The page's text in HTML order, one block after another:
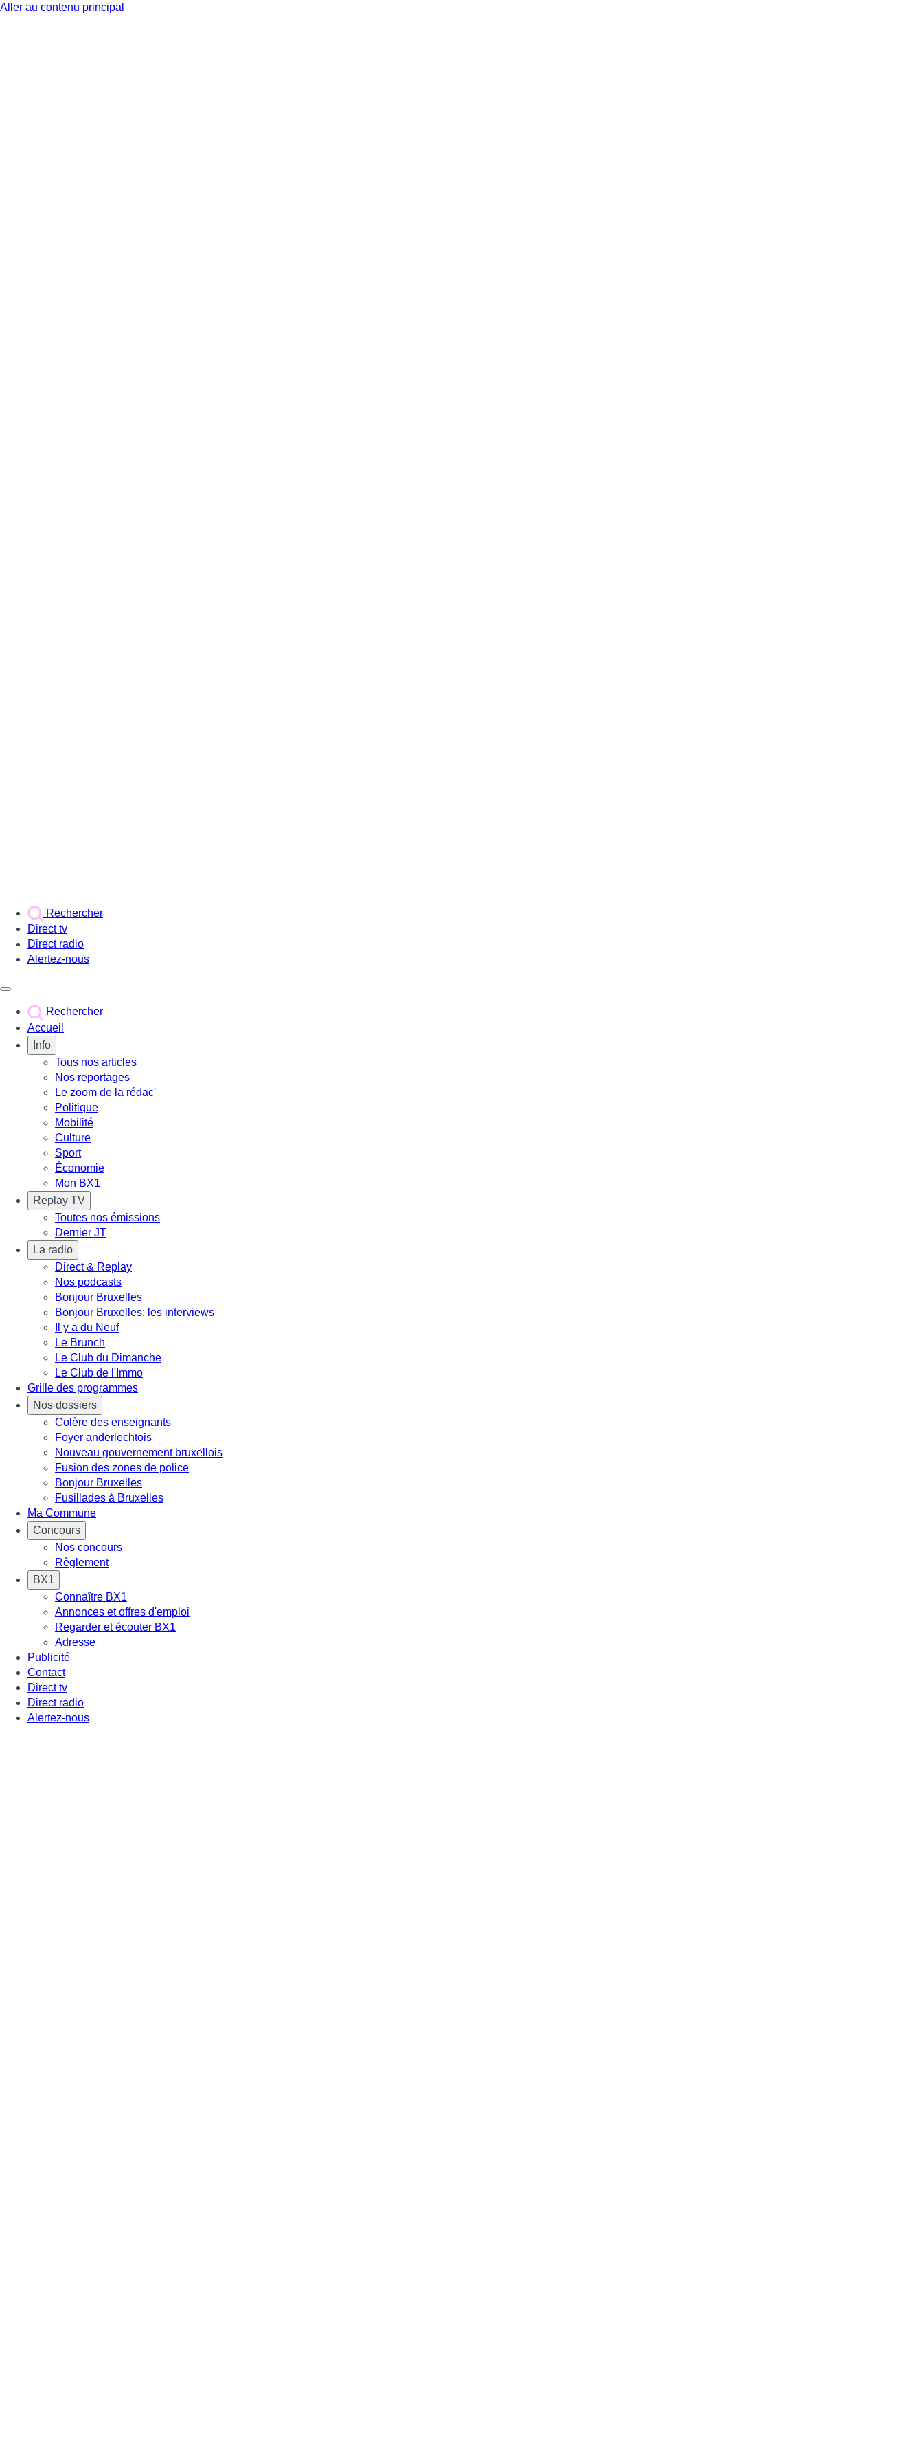
Aller au contenu principal
Rechercher
Direct tv
Direct radio
Alertez-nous
Rechercher
Accueil
Info
Tous nos articles
Nos reportages
Le zoom de la rédac'
Politique
Mobilité
Culture
Sport
Économie
Mon BX1
Replay TV
Toutes nos émissions
Dernier JT
La radio
Direct & Replay
Nos podcasts
Bonjour Bruxelles
Bonjour Bruxelles: les interviews
Il y a du Neuf
Le Brunch
Le Club du Dimanche
Le Club de l'Immo
Grille des programmes
Nos dossiers
Colère des enseignants
Foyer anderlechtois
Nouveau gouvernement bruxellois
Fusion des zones de police
Bonjour Bruxelles
Fusillades à Bruxelles
Ma Commune
Concours
Nos concours
Règlement
BX1
Connaître BX1
Annonces et offres d'emploi
Regarder et écouter BX1
Adresse
Publicité
Contact
Direct tv
Direct radio
Alertez-nous